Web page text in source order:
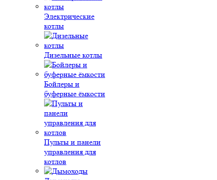
Электрические
котлы
Дизельные котлы
Бойлеры и
буферные ёмкости
Пульты и панели
управления для
котлов